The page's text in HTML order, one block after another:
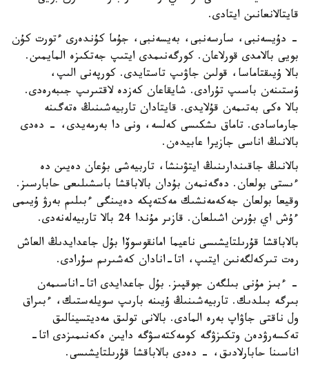
قايتالانعانىن ايتادى.
- دۇيسەنبى، سارسەنبى، بەيسەنبى، جۇما كۇندەرى ءتورت كۇن
بويى بالامدى قورلاعان. كورگەنىمدى ايتىپ جەتكىزە المايمىن.
بالا ۇيىقتاماسا، قولىن جاۋىپ تاستايدى. كورپەنى الىپ،
ۇستىنەن باسىپ تۇرادى. شايقاعان كەزدە لاقتىرىپ جىبەرەدى.
بالا ەكى بەتىمەن قۇلايدى. قايتادان تاربيەشىنىڭ ەتەگىنە
جارماسادى. تاماق ىشكىسى كەلسە، ونى دا بەرمەيدى، - دەدى
بالانىڭ اناسى جازيرا عابيدەن.
بالانىڭ جاقىندارىنىڭ ايتۋىنشا، تاربيەشى بۇعان دەيىن دە
ءىستى بولعان. دەگەنمەن بۇدان بالاباقشا باسشىلىعى حابارسىز.
وقيعا بولعان جەكەمەنشىك مەكتەپكە دەيىنگى ءبىلىم بەرۋ ۇيىمى
ءۇش اي بۇرىن اشىلعان. قازىر مۇندا 24 بالا تاربيەلەنەدى.
بالاباقشا قۇرىلتايشىسى ناعيما امانقوسوۆا بۇل جاعدايدىڭ العاش
رەت تىركەلگەنىن ايتىپ، اتا-انادان كەشىرىم سۇرادى.
- ءبىز مۇنى بىلگەن جوقپىز. بۇل جاعدايدى اتا-اناسىمەن
بىرگە بىلدىك. تاربيەشىنىڭ ۇيىنە بارىپ سويلەستىك، ءبىراق
ول ناقتى جاۋاپ بەرە المادى. بالانى تولىق مەديتسينالىق
تەكسەرۋدەن وتكىزۋگە كومەكتەسۋگە دايىن ەكەنىمىزدى اتا-
اناسىنا حابارلادىق، - دەدى بالاباقشا قۇرىلتايشىسى.